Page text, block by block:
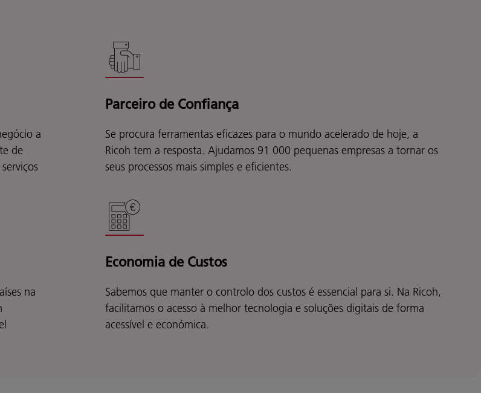
a
de
Parceiro de Confiança
Se procura ferramentas eficazes para o mundo acelerado de hoje, a
Ricoh tem a resposta. Ajudamos 91 000 pequenas empresas a tornar os
seus processos mais simples e eficientes.
na
Economia de Custos
Sabemos que manter o controlo dos custos é essencial para si. Na Ricoh,
facilitamos o acesso à melhor tecnologia e soluções digitais de forma
acessível e económica.